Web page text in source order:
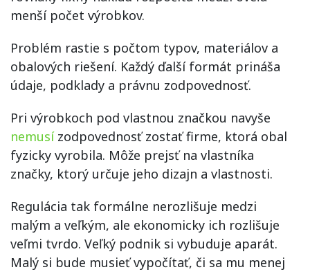
menší počet výrobkov.
Problém rastie s počtom typov, materiálov a
obalových riešení. Každý ďalší formát prináša
údaje, podklady a právnu zodpovednosť.
Pri výrobkoch pod vlastnou značkou navyše
nemusízodpovednosť zostať firme, ktorá obal
fyzicky vyrobila. Môže prejsť na vlastníka
značky, ktorý určuje jeho dizajn a vlastnosti.
Regulácia tak formálne nerozlišuje medzi
malým a veľkým, ale ekonomicky ich rozlišuje
veľmi tvrdo. Veľký podnik si vybuduje aparát.
Malý si bude musieť vypočítať, či sa mu menej